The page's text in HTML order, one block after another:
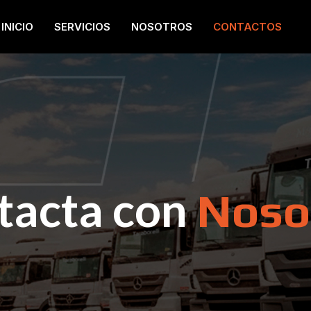
INICIO SERVICIOS NOSOTROS CONTACTOS
con